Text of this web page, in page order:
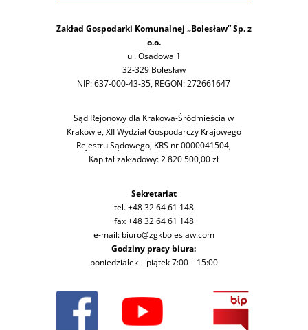
Zakład Gospodarki Komunalnej „Bolesław” Sp. z
o.o.
ul. Osadowa 1
32-329 Bolesław
NIP: 637-000-43-35, REGON: 272661647
Sąd Rejonowy dla Krakowa-Śródmieścia w
Krakowie, XII Wydział Gospodarczy Krajowego
Rejestru Sądowego, KRS nr 0000041504,
Kapitał zakładowy: 2 820 500,00 zł
Sekretariat
tel. +48 32 64 61 148
fax +48 32 64 61 148
e-mail: biuro@zgkboleslaw.com
Godziny pracy biura:
poniedziałek – piątek 7:00 – 15:00